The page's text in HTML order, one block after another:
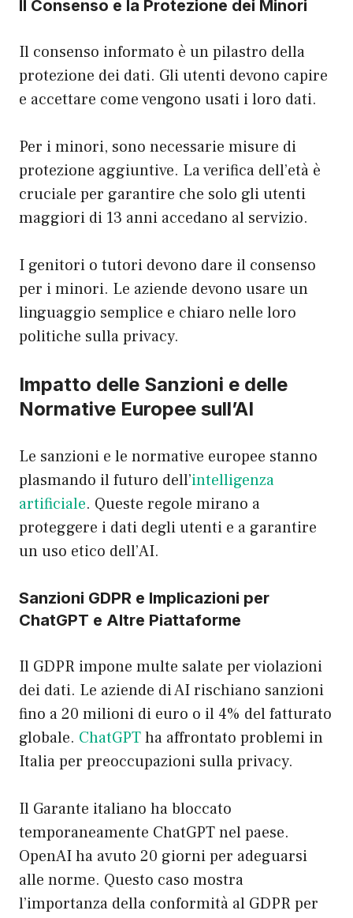
Il Consenso e la Protezione dei Minori
Il consenso informato è un pilastro della
protezione dei dati. Gli utenti devono capire
e accettare come vengono usati i loro dati.
Per i minori, sono necessarie misure di
protezione aggiuntive. La verifica dell’età è
cruciale per garantire che solo gli utenti
maggiori di 13 anni accedano al servizio.
I genitori o tutori devono dare il consenso
per i minori. Le aziende devono usare un
linguaggio semplice e chiaro nelle loro
politiche sulla privacy.
Impatto delle Sanzioni e delle
Normative Europee sull’AI
Le sanzioni e le normative europee stanno
plasmando il futuro dell’intelligenza
artificiale. Queste regole mirano a
proteggere i dati degli utenti e a garantire
un uso etico dell’AI.
Sanzioni GDPR e Implicazioni per
ChatGPT e Altre Piattaforme
Il GDPR impone multe salate per violazioni
dei dati. Le aziende di AI rischiano sanzioni
fino a 20 milioni di euro o il 4% del fatturato
globale. ChatGPTha affrontato problemi in
Italia per preoccupazioni sulla privacy.
Il Garante italiano ha bloccato
temporaneamente ChatGPT nel paese.
OpenAI ha avuto 20 giorni per adeguarsi
alle norme. Questo caso mostra
l’importanza della conformità al GDPR per